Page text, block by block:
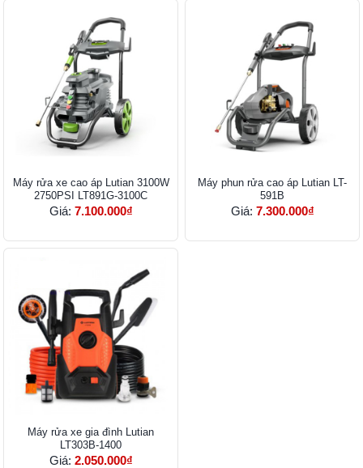
Máy rửa xe cao áp Lutian 3100W
2750PSI LT891G-3100C
Giá: 7.100.000₫
Máy phun rửa cao áp Lutian LT-
591B
Giá: 7.300.000₫
Máy rửa xe gia đình Lutian
LT303B-1400
Giá: 2.050.000₫